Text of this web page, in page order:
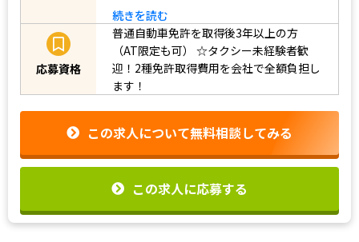
続きを読む
応募資格
普通自動車免許を取得後3年以上の方
（AT限定も可）
☆タクシー未経験者歓
迎！2種免許取得費用を会社で全額負担し
ます！
この求人について無料相談してみる
この求人に応募する